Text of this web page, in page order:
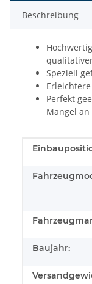
Beschreibung
Speziell
Perfekt
Mängel an
Wert
Baujahr: